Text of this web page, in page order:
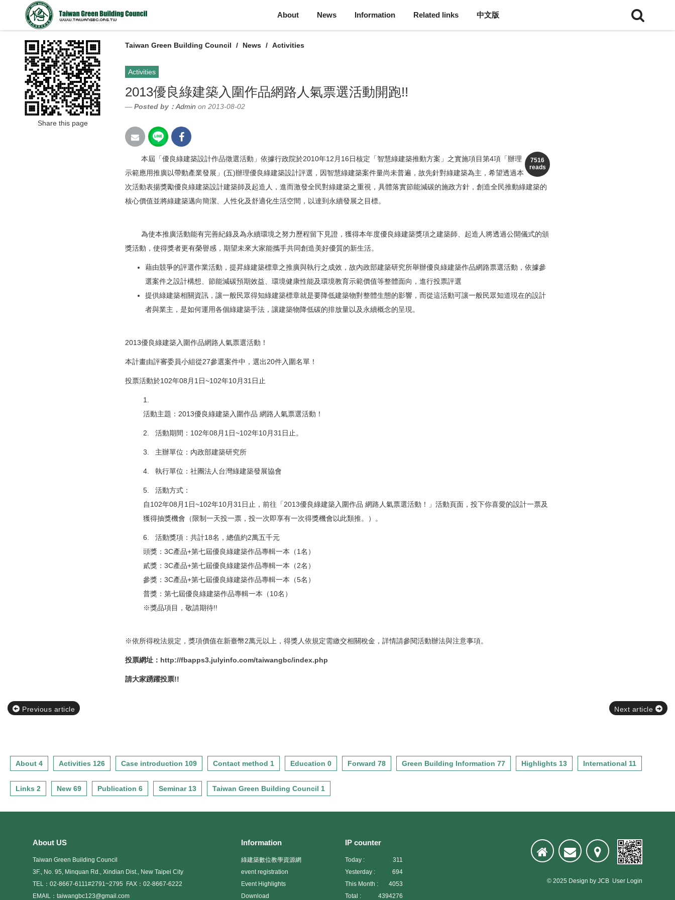
About News Information Related links 中文版
Taiwan Green Building Council News Activities
Activities
2013優良綠建築入圍作品網路人氣票選活動開跑!!
Posted by： Admin on 2013-08-02
7516
reads
本屆「優良綠建築設計作品徵選活動」依據行政院於2010年12月16日核定「智慧綠建築推動方案」之實施項目第4項「辦理
示範應用推廣以帶動產業發展」(五)辦理優良綠建築設計評選，因智慧綠建築案件量尚未普遍，故先針對綠建築為主，希望透過本
次活動表揚獎勵優良綠建築設計建築師及起造人，進而激發全民對綠建築之重視，具體落實節能減碳的施政方針，創造全民推動綠建築的
核心價值並將綠建築邁向簡潔、人性化及舒適化生活空間，以達到永續發展之目標。
為使本推廣活動能有完善紀錄及為永續環境之努力歷程留下見證，獲得本年度優良綠建築獎項之建築師、起造人將透過公開儀式的頒
獎活動，使得獎者更有榮譽感，期望未來大家能攜手共同創造美好優質的新生活。
藉由競爭的評選作業活動，提昇綠建築標章之推廣與執行之成效，故內政部建築研究所舉辦優良綠建築作品網路票選活動，依據參
選案件之設計構想、節能減碳預期效益、環境健康性能及環境教育示範價值等整體面向，進行投票評選
提供綠建築相關資訊，讓一般民眾得知綠建築標章就是要降低建築物對整體生態的影響，而從這活動可讓一般民眾知道現在的設計
者與業主，是如何運用各個綠建築手法，讓建築物降低碳的排放量以及永續概念的呈現。
2013優良綠建築入圍作品網路人氣票選活動！
本計畫由評審委員小組從27參選案件中，選出20件入圍名單！
投票活動於102年08月1日~102年10月31日止
1.
活動主題：2013優良綠建築入圍作品 網路人氣票選活動！
2. 活動期間：102年08月1日~102年10月31日止。
3. 主辦單位：內政部建築研究所
4. 執行單位：社團法人台灣綠建築發展協會
5. 活動方式：
自102年08月1日~102年10月31日止，前往「2013優良綠建築入圍作品 網路人氣票選活動！」活動頁面，投下你喜愛的設計一票及
獲得抽獎機會（限制一天投一票，投一次即享有一次得獎機會以此類推。）。
6. 活動獎項：共計18名，總值約2萬五千元
頭獎：3C產品+第七屆優良綠建築作品專輯一本（1名）
貳獎：3C產品+第七屆優良綠建築作品專輯一本（2名）
參獎：3C產品+第七屆優良綠建築作品專輯一本（5名）
普獎：第七屆優良綠建築作品專輯一本（10名）
※獎品項目，敬請期待!!
※依所得稅法規定，獎項價值在新臺幣2萬元以上，得獎人依規定需繳交相關稅金，詳情請參閱活動辦法與注意事項。
投票網址： http://fbapps3.julyinfo.com/taiwangbc/index.php
請大家踴躍投票!!
Share this page
Previous article Next article
About 4 Activities 126 Case introduction 109 Contact method 1 Education 0 Forward 78 Green Building Information 77 Highlights 13 International 11
Links 2 New 69 Publication 6 Seminar 13 Taiwan Green Building Council 1
About US
Taiwan Green Building Council
3F., No. 95, Minquan Rd., Xindian Dist., New Taipei City
TEL：02-8667-6111#2791~2795
FAX：02-8667-6222
EMAIL：taiwangbc123@gmail.com
Information
綠建築數位教學資源網
event registration
Event Highlights
Download
IP counter
Today :
311
Yesterday :
694
This Month :
4053
Total :
4394276
© 2025 Design by JCB User Login